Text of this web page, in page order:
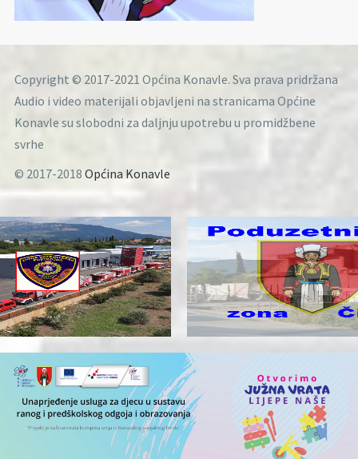
Copyright © 2017-2021 Općina Konavle. Sva prava pridržana
Audio i video materijali objavljeni na stranicama Općine
Konavle su slobodni za daljnju upotrebu u promidžbene
svrhe
© 2017-2018 Općina Konavle